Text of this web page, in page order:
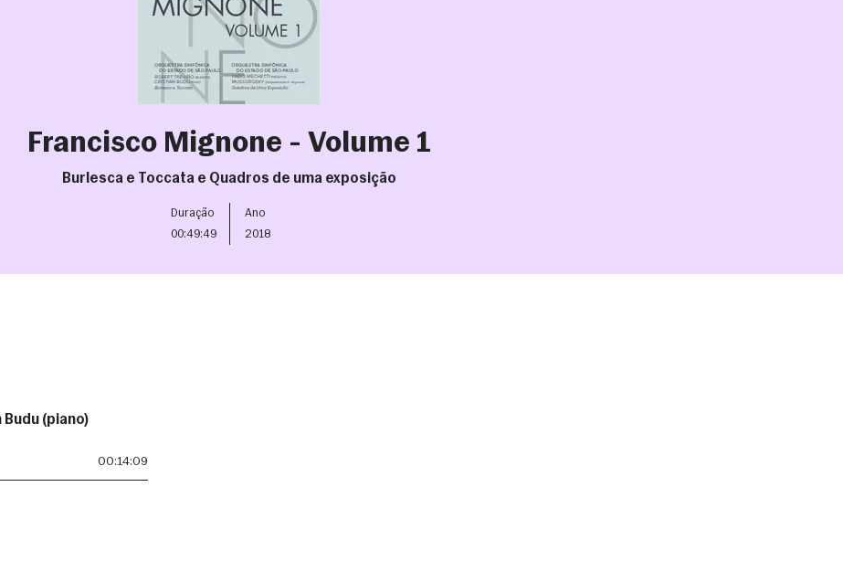
Francisco Mignone - Volume 1
Burlesca e Toccata e Quadros de uma exposição
Duração
00:49:49
Ano
2018
(piano)
00:14:09